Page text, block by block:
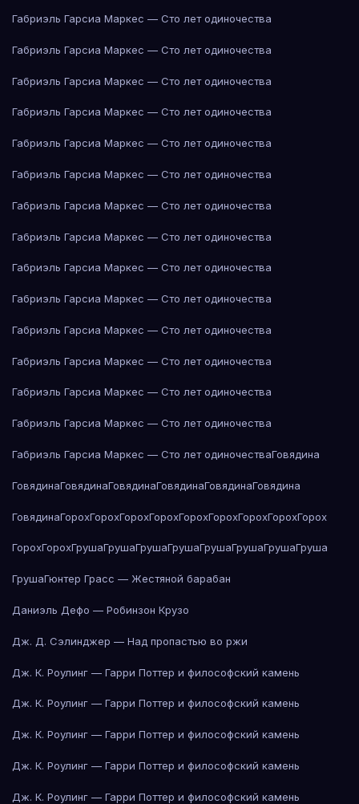
Габриэль Гарсиа Маркес — Сто лет одиночества
Габриэль Гарсиа Маркес — Сто лет одиночества
Габриэль Гарсиа Маркес — Сто лет одиночества
Габриэль Гарсиа Маркес — Сто лет одиночества
Габриэль Гарсиа Маркес — Сто лет одиночества
Габриэль Гарсиа Маркес — Сто лет одиночества
Габриэль Гарсиа Маркес — Сто лет одиночества
Габриэль Гарсиа Маркес — Сто лет одиночества
Габриэль Гарсиа Маркес — Сто лет одиночества
Габриэль Гарсиа Маркес — Сто лет одиночества
Габриэль Гарсиа Маркес — Сто лет одиночества
Габриэль Гарсиа Маркес — Сто лет одиночества
Габриэль Гарсиа Маркес — Сто лет одиночества
Габриэль Гарсиа Маркес — Сто лет одиночества
Габриэль Гарсиа Маркес — Сто лет одиночестваГовядина
ГовядинаГовядинаГовядинаГовядинаГовядинаГовядина
ГовядинаГорохГорохГорохГорохГорохГорохГорохГорохГорох
ГорохГорохГрушаГрушаГрушаГрушаГрушаГрушаГрушаГруша
ГрушаГюнтер Грасс — Жестяной барабан
Даниэль Дефо — Робинзон Крузо
Дж. Д. Сэлинджер — Над пропастью во ржи
Дж. К. Роулинг — Гарри Поттер и философский камень
Дж. К. Роулинг — Гарри Поттер и философский камень
Дж. К. Роулинг — Гарри Поттер и философский камень
Дж. К. Роулинг — Гарри Поттер и философский камень
Дж. К. Роулинг — Гарри Поттер и философский камень